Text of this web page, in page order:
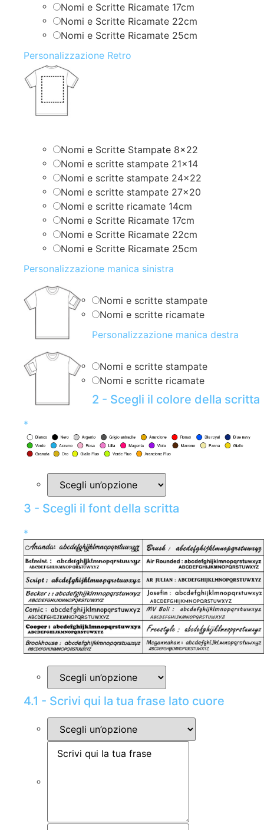
Nomi e Scritte Ricamate 17cm
Nomi e Scritte Ricamate 22cm
Nomi e Scritte Ricamate 25cm
Personalizzazione Retro
Nomi e Scritte Stampate 8×22
Nomi e scritte stampate 21×14
Nomi e scritte stampate 24×22
Nomi e scritte stampate 27×20
Nomi e scritte ricamate 14cm
Nomi e Scritte Ricamate 17cm
Nomi e Scritte Ricamate 22cm
Nomi e Scritte Ricamate 25cm
Personalizzazione manica sinistra
Nomi e scritte stampate
Nomi e scritte ricamate
Personalizzazione manica destra
Nomi e scritte stampate
Nomi e scritte ricamate
2 - Scegli il colore della scritta
*
3 - Scegli il font della scritta
*
4.1 - Scrivi qui la tua frase lato cuore